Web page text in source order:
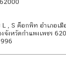
, S ค็อกพิท อำเภอเมื
จังหวัดกำแพงเพชร